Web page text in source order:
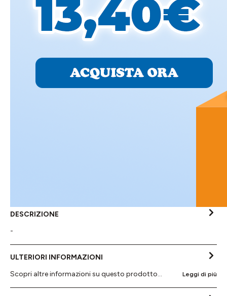
DESCRIZIONE
-
ULTERIORI INFORMAZIONI
Scopri altre informazioni su questo prodotto...
Leggi di più